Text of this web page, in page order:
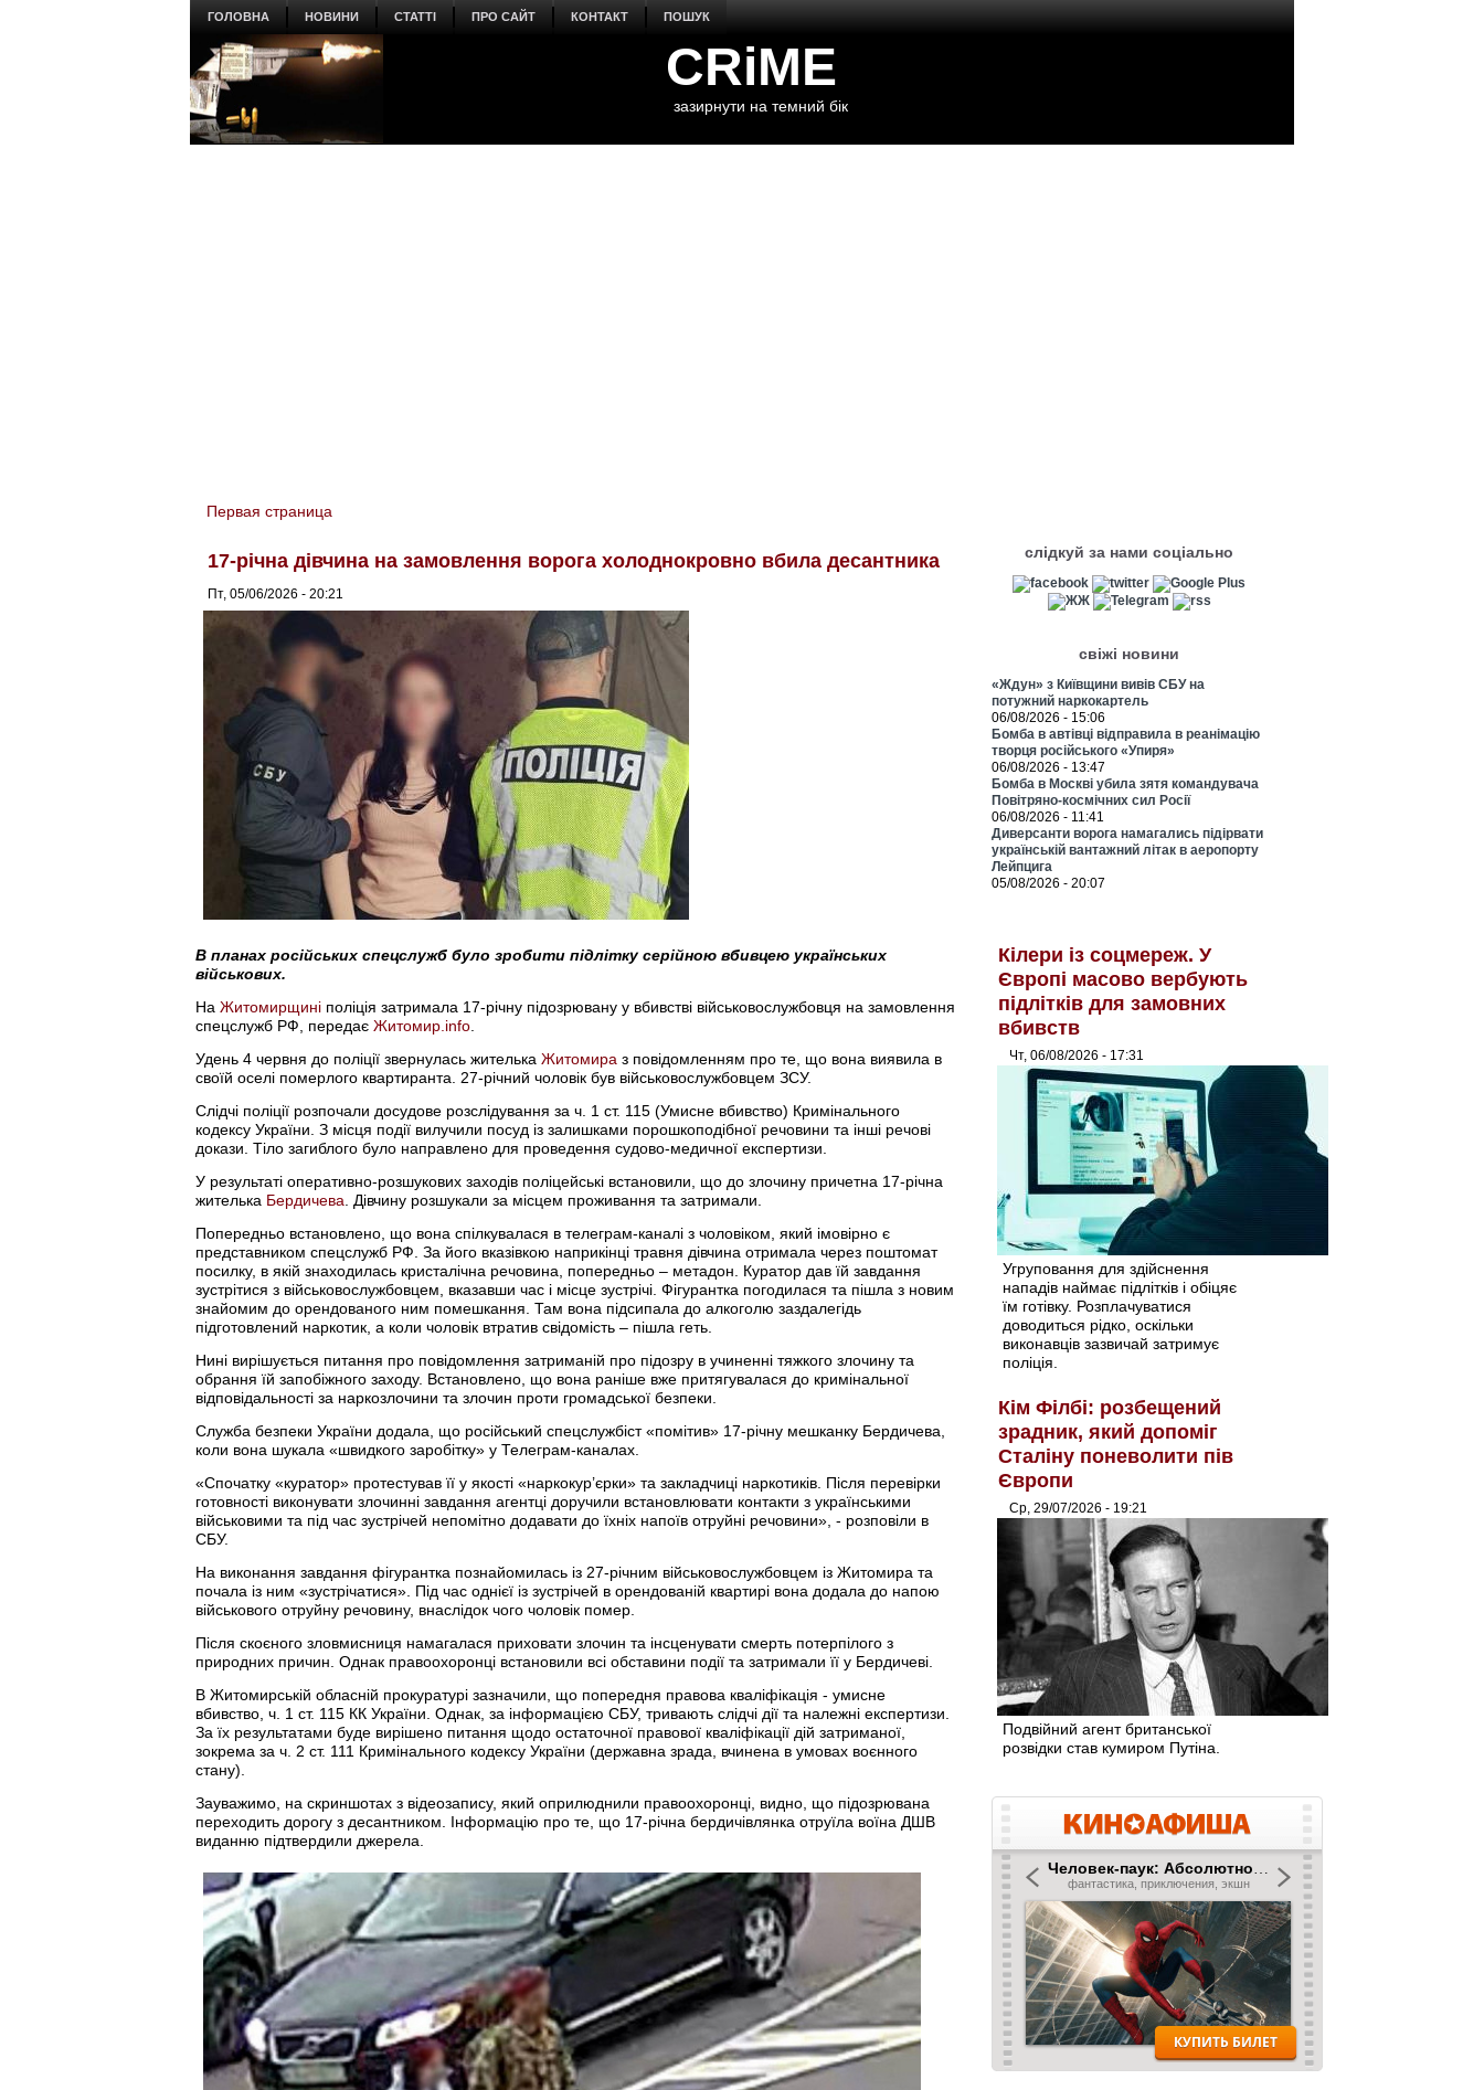
ГОЛОВНА НОВИНИ СТАТТІ ПРО САЙТ КОНТАКТ ПОШУК
CRiME
зазирнути на темний бік
You are here
Первая страница
17-річна дівчина на замовлення ворога холоднокровно вбила десантника
Пт, 05/06/2026 - 20:21
В планах російських спецслужб було зробити підлітку серійною вбивцею українських
військових.
На Житомирщині поліція затримала 17-річну підозрювану у вбивстві військовослужбовця на замовлення
спецслужб РФ, передає Житомир.info
Удень 4 червня до поліції звернулась жителька Житомира з повідомленням про те, що вона виявила в
своїй оселі померлого квартиранта. 27-річний чоловік був військовослужбовцем ЗСУ.
Слідчі поліції розпочали досудове розслідування за ч. 1 ст. 115 (Умисне вбивство) Кримінального
кодексу України. З місця події вилучили посуд із залишками порошкоподібної речовини та інші речові
докази. Тіло загиблого було направлено для проведення судово-медичної експертизи.
У результаті оперативно-розшукових заходів поліцейські встановили, що до злочину причетна 17-річна
жителька Бердичева . Дівчину розшукали за місцем проживання та затримали.
Попередньо встановлено, що вона спілкувалася в телеграм-каналі з чоловіком, який імовірно є
представником спецслужб РФ. За його вказівкою наприкінці травня дівчина отримала через поштомат
посилку, в якій знаходилась кристалічна речовина, попередньо – метадон. Куратор дав їй завдання
зустрітися з військовослужбовцем, вказавши час і місце зустрічі. Фігурантка погодилася та пішла з новим
знайомим до орендованого ним помешкання. Там вона підсипала до алкоголю заздалегідь
підготовлений наркотик, а коли чоловік втратив свідомість – пішла геть.
Нині вирішується питання про повідомлення затриманій про підозру в учиненні тяжкого злочину та
обрання їй запобіжного заходу. Встановлено, що вона раніше вже притягувалася до кримінальної
відповідальності за наркозлочини та злочин проти громадської безпеки.
Служба безпеки України додала, що російський спецслужбіст «помітив» 17-річну мешканку Бердичева,
коли вона шукала «швидкого заробітку» у Телеграм-каналах.
«Спочатку «куратор» протестував її у якості «наркокур’єрки» та закладчиці наркотиків. Після перевірки
готовності виконувати злочинні завдання агентці доручили встановлювати контакти з українськими
військовими та під час зустрічей непомітно додавати до їхніх напоїв отруйні речовини», - розповіли в
СБУ.
На виконання завдання фігурантка познайомилась із 27-річним військовослужбовцем із Житомира та
почала із ним «зустрічатися». Під час однієї із зустрічей в орендованій квартирі вона додала до напою
військового отруйну речовину, внаслідок чого чоловік помер.
Після скоєного зловмисниця намагалася приховати злочин та інсценувати смерть потерпілого з
природних причин. Однак правоохоронці встановили всі обставини події та затримали її у Бердичеві.
В Житомирській обласній прокуратурі зазначили, що попередня правова кваліфікація - умисне
вбивство, ч. 1 ст. 115 КК України. Однак, за інформацією СБУ, тривають слідчі дії та належні експертизи.
За їх результатами буде вирішено питання щодо остаточної правової кваліфікації дій затриманої,
зокрема за ч. 2 ст. 111 Кримінального кодексу України (державна зрада, вчинена в умовах воєнного
стану).
Зауважимо, на скриншотах з відеозапису, який оприлюднили правоохоронці, видно, що підозрювана
переходить дорогу з десантником. Інформацію про те, що 17-річна бердичівлянка отруїла воїна ДШВ
виданню підтвердили джерела.
слідкуй за нами соціально
свіжі новини
«Ждун» з Київщини вивів СБУ на
потужний наркокартель
06/08/2026 - 15:06
Бомба в автівці відправила в реанімацію
творця російського «Упиря»
06/08/2026 - 13:47
Бомба в Москві убила зятя командувача
Повітряно-космічних сил Росії
06/08/2026 - 11:41
Диверсанти ворога намагались підірвати
українській вантажний літак в аеропорту
Лейпцига
05/08/2026 - 20:07
Кілери із соцмереж. У
Європі масово вербують
підлітків для замовних
вбивств
Чт, 06/08/2026 - 17:31
Угруповання для здійснення
нападів наймає підлітків і обіцяє
їм готівку. Розплачуватися
доводиться рідко, оскільки
виконавців зазвичай затримує
поліція.
Кім Філбі: розбещений
зрадник, який допоміг
Сталіну поневолити пів
Європи
Ср, 29/07/2026 - 19:21
Подвійний агент британської
розвідки став кумиром Путіна.